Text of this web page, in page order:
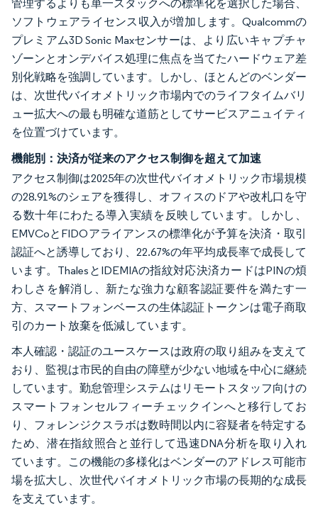
管理するよりも単一スタックへの標準化を選択した場合、
ソフトウェアライセンス収入が増加します。Qualcommの
プレミアム3D Sonic Maxセンサーは、より広いキャプチャ
ゾーンとオンデバイス処理に焦点を当てたハードウェア差
別化戦略を強調しています。しかし、ほとんどのベンダー
は、次世代バイオメトリック市場内でのライフタイムバリ
ュー拡大への最も明確な道筋としてサービスアニュイティ
を位置づけています。
機能別：決済が従来のアクセス制御を超えて加速
アクセス制御は2025年の次世代バイオメトリック市場規模
の28.91%のシェアを獲得し、オフィスのドアや改札口を守
る数十年にわたる導入実績を反映しています。しかし、
EMVCoとFIDOアライアンスの標準化が予算を決済・取引
認証へと誘導しており、22.67%の年平均成長率で成長して
います。ThalesとIDEMIAの指紋対応決済カードはPINの煩
わしさを解消し、新たな強力な顧客認証要件を満たす一
方、スマートフォンベースの生体認証トークンは電子商取
引のカート放棄を低減しています。
本人確認・認証のユースケースは政府の取り組みを支えて
おり、監視は市民的自由の障壁が少ない地域を中心に継続
しています。勤怠管理システムはリモートスタッフ向けの
スマートフォンセルフィーチェックインへと移行してお
り、フォレンジクスラボは数時間以内に容疑者を特定する
ため、潜在指紋照合と並行して迅速DNA分析を取り入れ
ています。この機能の多様化はベンダーのアドレス可能市
場を拡大し、次世代バイオメトリック市場の長期的な成長
を支えています。